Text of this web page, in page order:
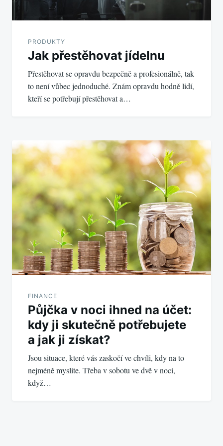
PRODUKTY
Jak přestěhovat jídelnu
Přestěhovat se opravdu bezpečně a profesionálně, tak
to není vůbec jednoduché. Znám opravdu hodně lidí,
kteří se potřebují přestěhovat a…
FINANCE
Půjčka v noci ihned na účet:
kdy ji skutečně potřebujete
a jak ji získat?
Jsou situace, které vás zaskočí ve chvíli, kdy na to
nejméně myslíte. Třeba v sobotu ve dvě v noci,
když…